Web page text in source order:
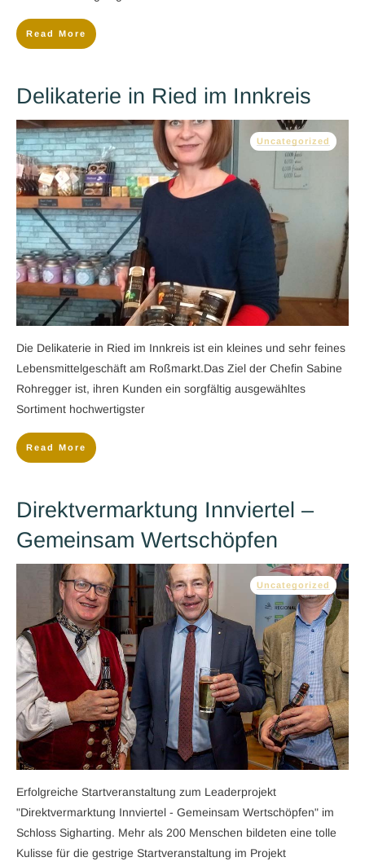
Read More
Delikaterie in Ried im Innkreis
Uncategorized
Die Delikaterie in Ried im Innkreis ist ein kleines und sehr feines
Lebensmittelgeschäft am Roßmarkt.Das Ziel der Chefin Sabine
Rohregger ist, ihren Kunden ein sorgfältig ausgewähltes
Sortiment hochwertigster
Read More
Direktvermarktung Innviertel –
Gemeinsam Wertschöpfen
Uncategorized
​Erfolgreiche Startveranstaltung zum Leaderprojekt
"Direktvermarktung Innviertel - Gemeinsam Wertschöpfen" im
Schloss Sigharting. Mehr als 200 Menschen bildeten eine tolle
Kulisse für die gestrige Startveranstaltung im Projekt